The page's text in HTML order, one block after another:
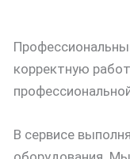
корректную
В сервисе